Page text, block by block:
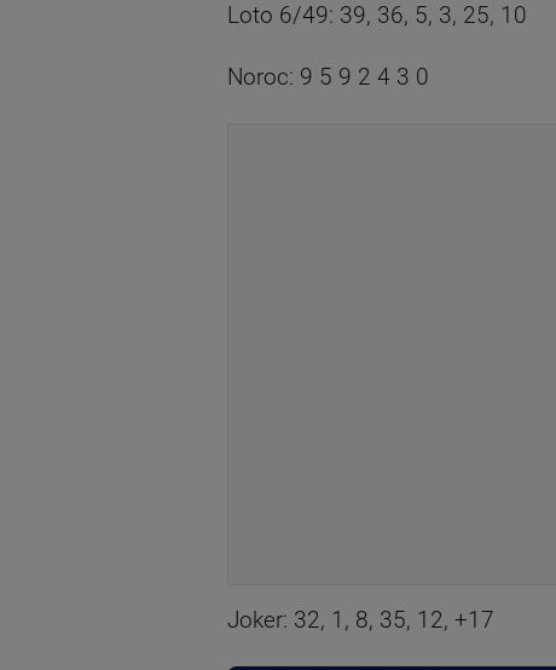
Loto 6/49: 39, 36, 5, 3, 25, 10
Noroc: 9 5 9 2 4 3 0
Joker: 32, 1, 8, 35, 12, +17